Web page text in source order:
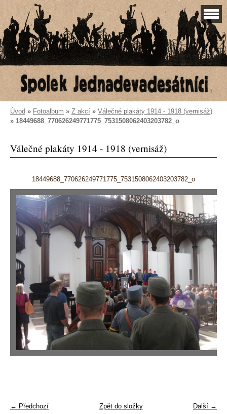
Úvod » Fotoalbum » Z akcí » Válečné plakáty 1914 - 1918 (vernisáž)
» 18449688_770626249771775_7531508062403203782_o
Válečné plakáty 1914 - 1918 (vernisáž)
18449688_770626249771775_7531508062403203782_o
← Předchozí Další →
Zpět do složky